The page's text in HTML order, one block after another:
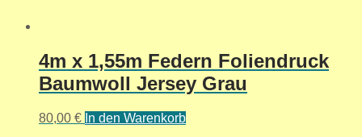
4m x 1,55m Federn Foliendruck
Baumwoll Jersey Grau
80,00 € In den Warenkorb